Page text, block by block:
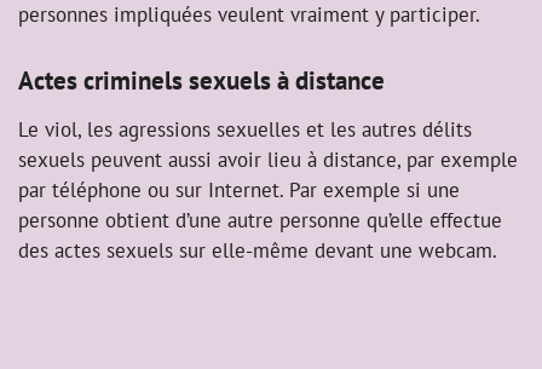
personnes impliquées veulent vraiment y participer.
Actes criminels sexuels à distance
Le viol, les agressions sexuelles et les autres délits
sexuels peuvent aussi avoir lieu à distance, par exemple
par téléphone ou sur Internet. Par exemple si une
personne obtient d’une autre personne qu’elle effectue
des actes sexuels sur elle-même devant une webcam.